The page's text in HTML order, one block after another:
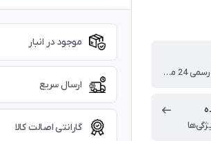
گارانتی رسمی 24 ماهه توکای
موجود در انبار
ارسال سریع
گارانتی اصالت کالا